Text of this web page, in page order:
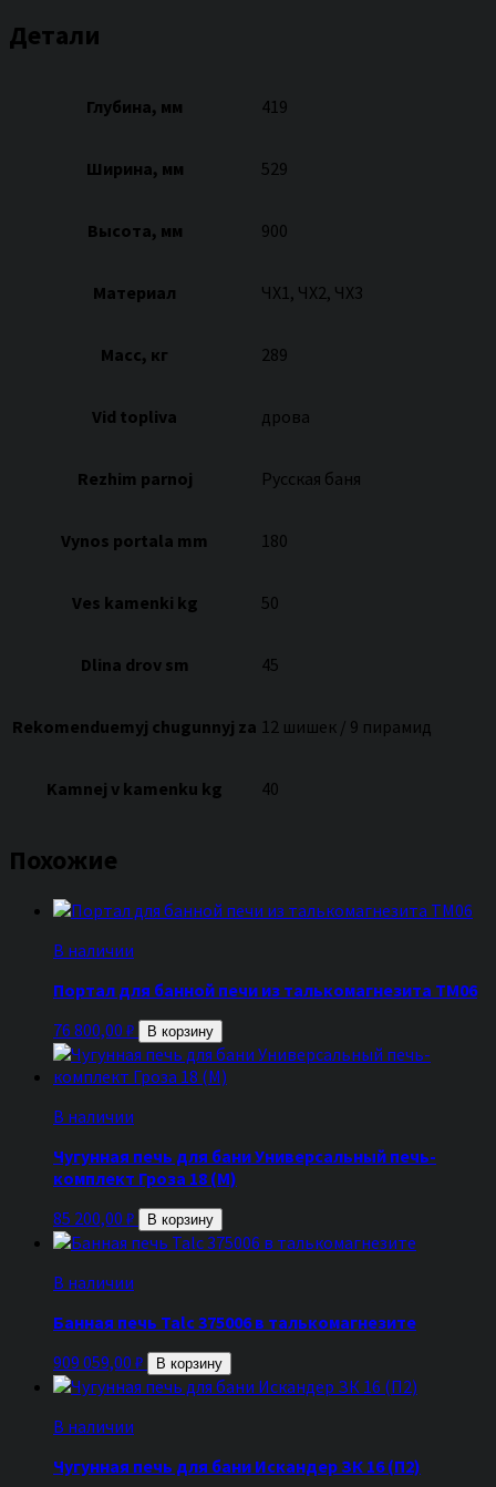
Детали
Глубина, мм 419
Ширина, мм 529
Высота, мм 900
Материал ЧХ1, ЧХ2, ЧХ3
Масс, кг 289
Vid topliva дрова
Rezhim parnoj Русская баня
Vynos portala mm 180
Ves kamenki kg 50
Dlina drov sm 45
Rekomenduemyj chugunnyj za 12 шишек / 9 пирамид
Kamnej v kamenku kg 40
Похожие
В наличии
Портал для банной печи из талькомагнезита ТМ06
76 800,00 ₽ В корзину
В наличии
Чугунная печь для бани Универсальный печь-
комплект Гроза 18 (М)
85 200,00 ₽ В корзину
В наличии
Банная печь Talc 375006 в талькомагнезите
909 059,00 ₽ В корзину
В наличии
Чугунная печь для бани Искандер ЗК 16 (П2)